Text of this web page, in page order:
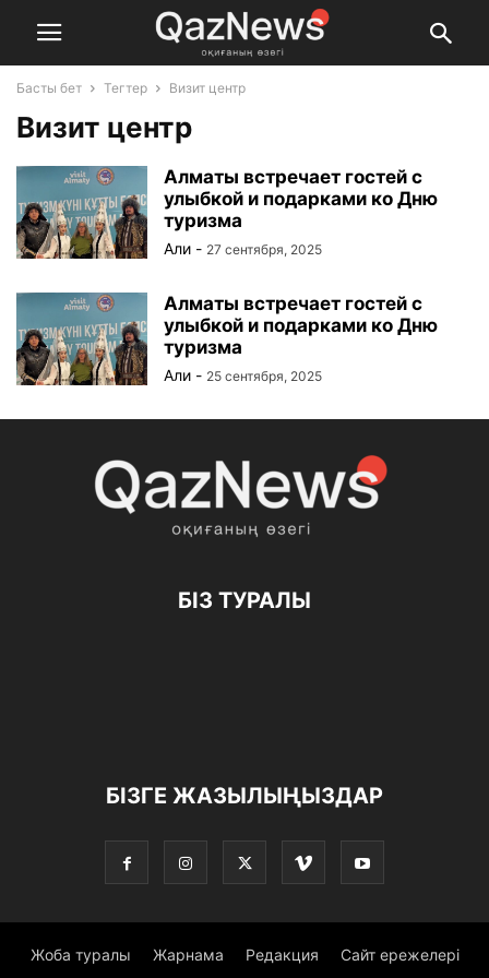
Басты бет Тегтер Визит центр
Визит центр
Алматы встречает гостей с
улыбкой и подарками ко Дню
туризма
Али - 27 сентября, 2025
Алматы встречает гостей с
улыбкой и подарками ко Дню
туризма
Али - 25 сентября, 2025
БІЗ ТУРАЛЫ
БІЗГЕ ЖАЗЫЛЫҢЫЗДАР
Жоба туралы Жарнама Редакция Сайт ережелері